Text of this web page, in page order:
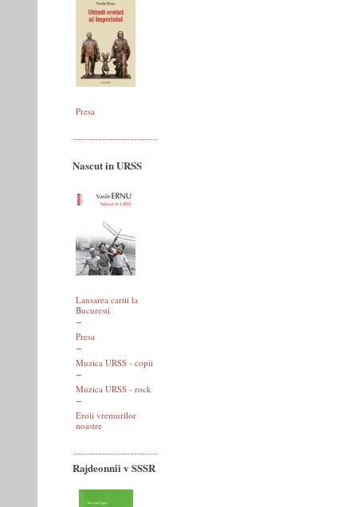
Presa
Nascut in URSS
Lansarea cartii la
Bucuresti
Presa
Muzica URSS - copii
Muzica URSS - rock
Eroii vremurilor
noastre
Rajdeonnîi v SSSR